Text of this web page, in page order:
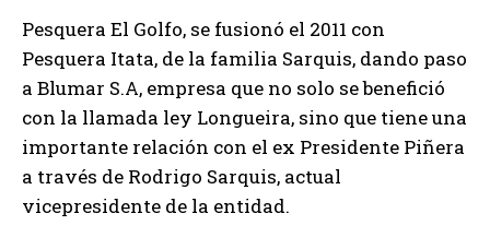
Pesquera El Golfo, se fusionó el 2011 con
Pesquera Itata, de la familia Sarquis, dando paso
a Blumar S.A, empresa que no solo se benefició
con la llamada ley Longueira, sino que tiene una
importante relación con el ex Presidente Piñera
a través de Rodrigo Sarquis, actual
vicepresidente de la entidad.